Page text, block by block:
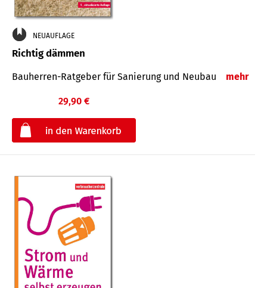
NEUAUFLAGE
Richtig dämmen
Bauherren-Ratgeber für Sanierung und Neubau mehr
29,90 €